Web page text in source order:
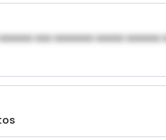
xxx xxxxxxx xxxxx xxxxxx